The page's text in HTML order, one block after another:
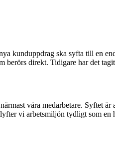
kunduppdrag ska syfta till en
berörs direkt. Tidigare har det
våra medarbetare. Syftet
vi arbetsmiljön tydligt som